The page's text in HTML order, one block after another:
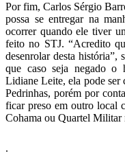
Por fim, Carlos Sérgio
possa se entregar na
ocorrer quando ele tiver
feito no STJ. “Acredito
desenrolar desta história”,
que caso seja negado o
Lidiane Leite, ela pode ser
Pedrinhas, porém por
ficar preso em outro local
Cohama ou Quartel Militar
.